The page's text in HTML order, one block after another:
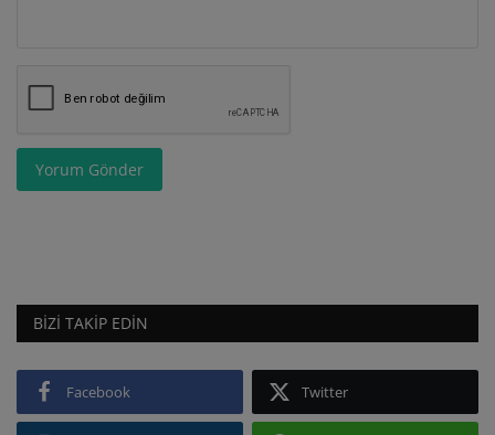
Yorum Gönder
BIZI TAKIP EDIN
Facebook Twitter